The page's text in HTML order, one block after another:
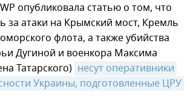
опубликовала статью о том, что
за атаки на Крымский мост, Кремль
флота, а также убийства
Дугиной и военкора Максима
Татарского) несут оперативники
Украины, подготовленные ЦРУ